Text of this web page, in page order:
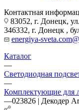
Контактная
83052, г. Донецк,
346332, г. Донецк ,
energiya-
Каталог
—
Светодиодная
—
Комплектующие для
—023826 | Декодер